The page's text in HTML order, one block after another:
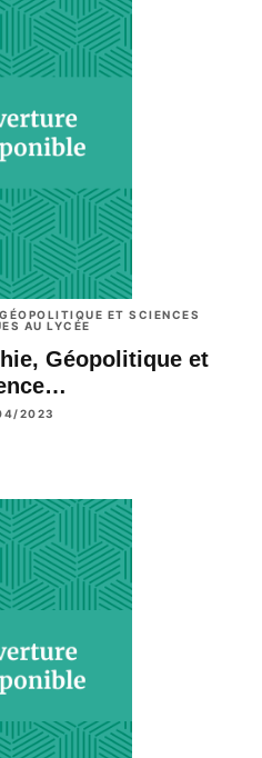
ET SCIENCES
AU LYCÉE
Géopolitique et
2023